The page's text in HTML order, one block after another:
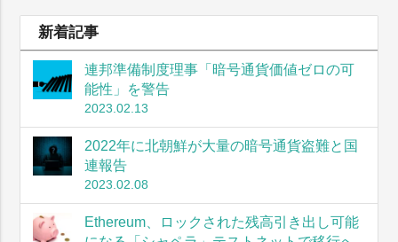
新着記事
連邦準備制度理事「暗号通貨価値ゼロの可
能性」を警告
2023.02.13
2022年に北朝鮮が大量の暗号通貨盗難と国
連報告
2023.02.08
Ethereum、ロックされた残高引き出し可能